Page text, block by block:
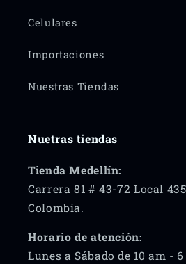
Celulares
Importaciones
Nuestras Tiendas
Nuetras tiendas
Tienda Medellín:
Carrera 81 # 43-72 Local
Colombia.
Horario de atención:
Lunes a Sábado de 10 am -